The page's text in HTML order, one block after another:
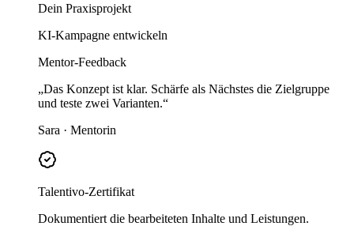
Dein Praxisprojekt
KI-Kampagne entwickeln
Mentor-Feedback
„Das Konzept ist klar. Schärfe als Nächstes die Zielgruppe
und teste zwei Varianten.“
Sara · Mentorin
Talentivo-Zertifikat
Dokumentiert die bearbeiteten Inhalte und Leistungen.